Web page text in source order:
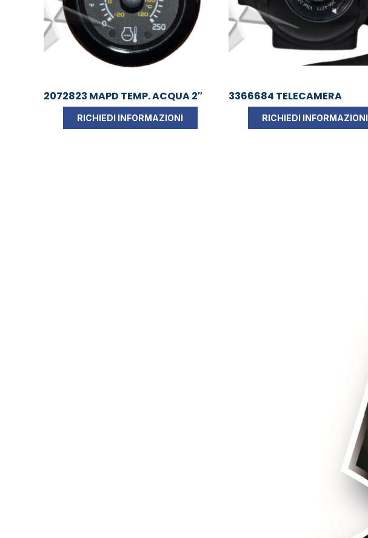
2072823 MAPD TEMP. ACQUA 2″
RICHIEDI INFORMAZIONI
3366684 TELECAMERA
RICHIEDI INFORMAZIONI